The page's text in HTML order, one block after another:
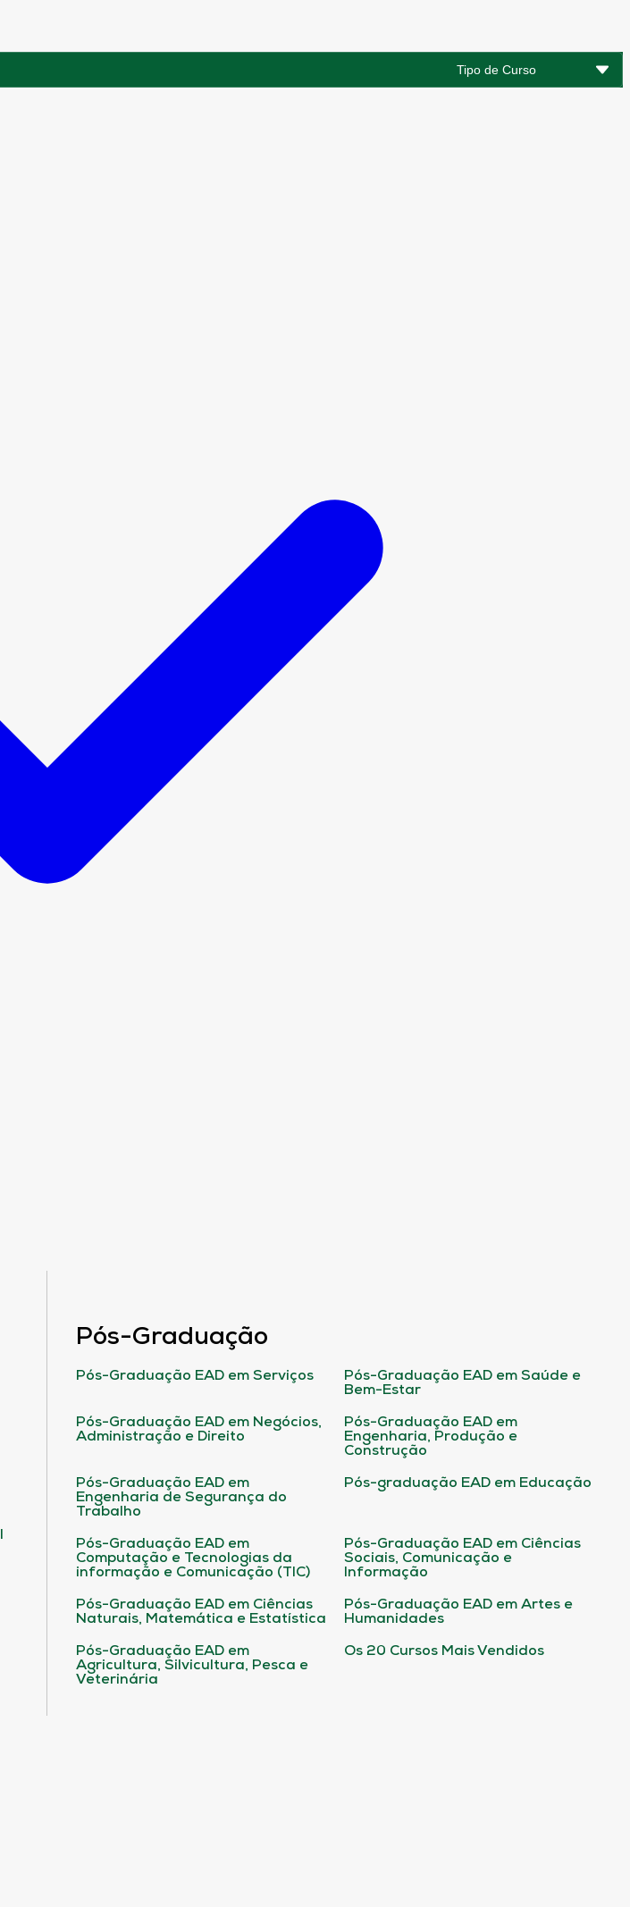
Pós-Graduação
Pós-Graduação EAD em Serviços
Pós-Graduação EAD em Saúde e
Bem-Estar
Pós-Graduação EAD em Negócios,
Administração e Direito
Pós-Graduação EAD em
Engenharia, Produção e
Construção
Pós-Graduação EAD em
Engenharia de Segurança do
Trabalho
Pós-graduação EAD em Educação
Pós-Graduação EAD em
Computação e Tecnologias da
informação e Comunicação (TIC)
Pós-Graduação EAD em Ciências
Sociais, Comunicação e
Informação
Pós-Graduação EAD em Ciências
Naturais, Matemática e Estatística
Pós-Graduação EAD em Artes e
Humanidades
Pós-Graduação EAD em
Agricultura, Silvicultura, Pesca e
Veterinária
Os 20 Cursos Mais Vendidos